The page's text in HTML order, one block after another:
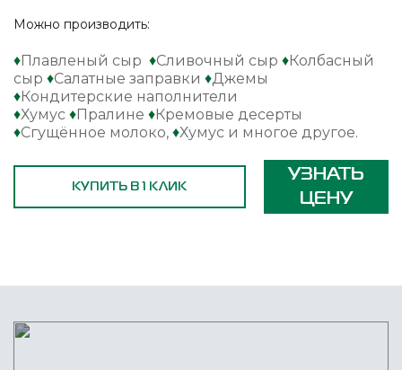
Можно производить:
♦Плавленый сыр ♦Сливочный сыр ♦Колбасный
сыр ♦Салатные заправки ♦Джемы
♦Кондитерские наполнители
♦Хумус ♦Пралине ♦Кремовые десерты
♦Сгущённое молоко, ♦Хумус и многое другое.
КУПИТЬ В 1 КЛИК
УЗНАТЬ
ЦЕНУ